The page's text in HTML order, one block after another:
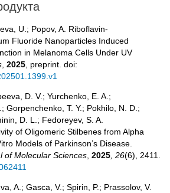
U.; Popov, A. Riboflavin-
Fluoride Nanoparticles Induced
in Melanoma Cells Under UV
2025 , preprint. doi:
D. V.; Yurchenko, E. A.;
Gorpenchenko, T. Y.; Pokhilo, N. D.;
D. L.; Fedoreyev, S. A.
of Oligomeric Stilbenes from Alpha
Models of Parkinson’s Disease.
of Molecular Sciences 2025 , 26(6), 2411.
A.; Gasca, V.; Spirin, P.; Prassolov, V.